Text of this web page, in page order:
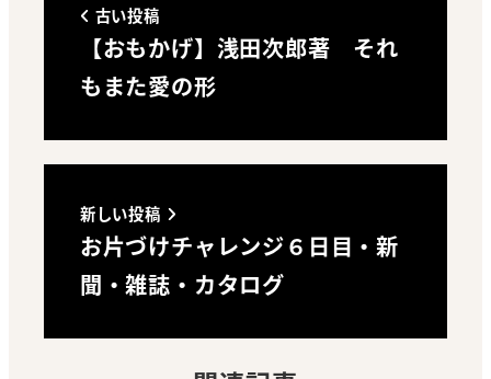
古い投稿
【おもかげ】浅田次郎著 それ
もまた愛の形
新しい投稿
お片づけチャレンジ６日目・新
聞・雑誌・カタログ